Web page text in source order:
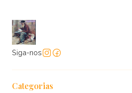
Siga-nos
Categorias